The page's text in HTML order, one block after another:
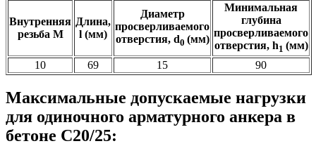
Внутренняя
резьба М
Длина,
l (мм)
Диаметр
просверливаемого
отверстия, d0 (мм)
Минимальная
глубина
просверливаемого
отверстия, h1 (мм)
10
69 15 90
Максимальные допускаемые нагрузки
для одиночного арматурного анкера в
бетоне C20/25: